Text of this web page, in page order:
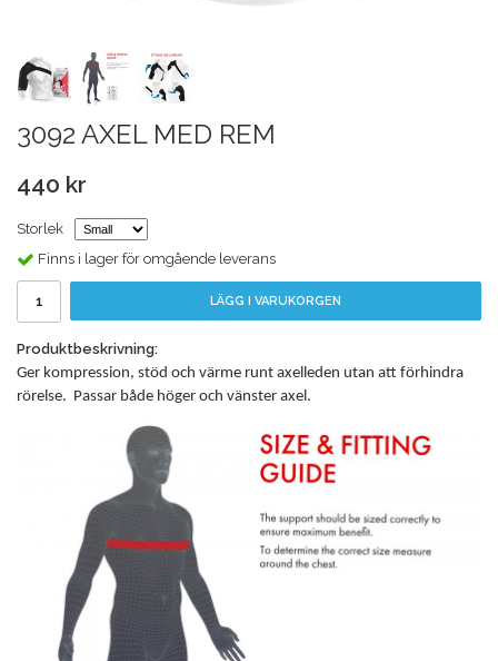
3092 AXEL MED REM
440 kr
Storlek
Finns i lager för omgående leverans
LÄGG I VARUKORGEN
Produktbeskrivning:
Ger kompression, stöd och värme runt axelleden utan att förhindra
rörelse. Passar både höger och vänster axel.